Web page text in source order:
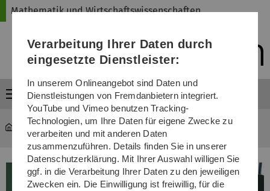
Direkt
Direkt
Direkt
(Sprache,
Drucken,
Media)
Direkt
Direkt
Mathematik und Wirtschaftswissenschaften
Menü
Mathematik und Wirtschaftswissenschaften
Verarbeitung Ihrer Daten durch
eingesetzte Dienstleister:
In unserem Onlineangebot sind Daten und
Dienstleistungen von Fremdanbietern integriert.
YouTube und Vimeo benutzen Tracking-
Technologien, um Ihre Daten für eigene Zwecke zu
verarbeiten und mit anderen Daten
zusammenzuführen. Details finden Sie in unserer
Datenschutzerklärung. Mit Ihrer Auswahl willigen Sie
ggf. in die Verarbeitung Ihrer Daten zu den jeweiligen
Zwecken ein. Die Einwilligung ist freiwillig, für die